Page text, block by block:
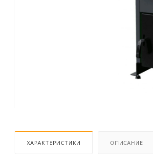
ХАРАКТЕРИСТИКИ ОПИСАНИЕ